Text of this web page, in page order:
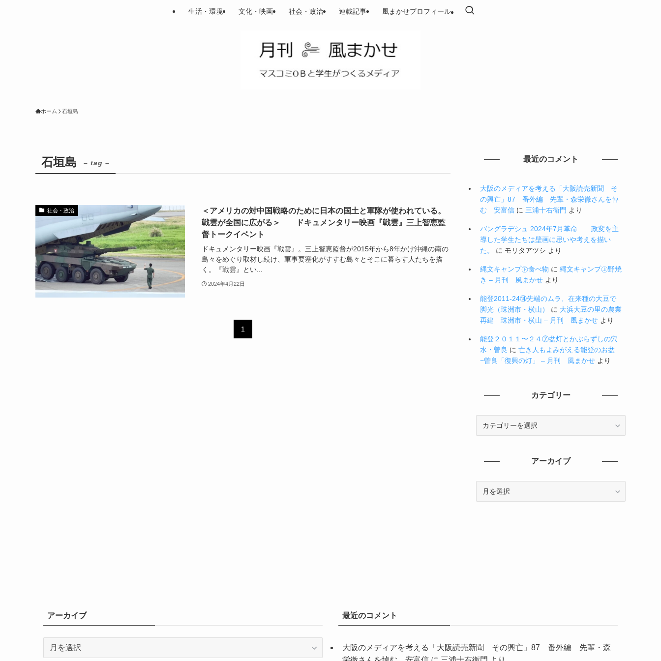
生活・環境 文化・映画 社会・政治 連載記事 風まかせプロフィール
ホーム 石垣島
石垣島 – tag –
社会・政治
＜アメリカの対中国戦略のために日本の国土と軍隊が使われている。
戦雲が全国に広がる＞ ドキュメンタリー映画『戦雲』三上智恵監
督トークイベント
ドキュメンタリー映画『戦雲』。三上智恵監督が2015年から8年かけ沖縄の南の
島々をめぐり取材し続け、軍事要塞化がすすむ島々とそこに暮らす人たちを描
く。『戦雲』とい...
2024年4月22日
1
最近のコメント
大阪のメディアを考える「大阪読売新聞 そ
の興亡」87 番外編 先輩・森栄徹さんを悼
む 安富信 に 三浦十右衛門 より
バングラデシュ 2024年7月革命 政変を主
導した学生たちは壁画に思いや考えを描い
た。
に モリタアツシ より
縄文キャンプ㊦食べ物 に 縄文キャンプ㊤野焼
き – 月刊 風まかせ より
能登2011-24⑭先端のムラ、在来種の大豆で
脚光（珠洲市・横山）
に 大浜大豆の里の農業
再建 珠洲市・横山 – 月刊 風まかせ より
能登２０１１〜２４⑦盆灯とかぶらずしの穴
水・曽良 に 亡き人もよみがえる能登のお盆
−曽良「復興の灯」 – 月刊 風まかせ より
カテゴリー
アーカイブ
アーカイブ 最近のコメント
大阪のメディアを考える「大阪読売新聞 その興亡」87 番外編 先輩・森